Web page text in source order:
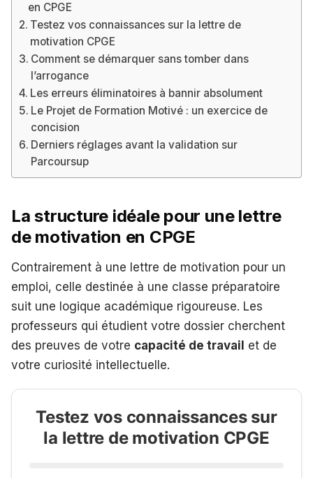
en CPGE
Testez vos connaissances sur la lettre de
motivation CPGE
Comment se démarquer sans tomber dans
l’arrogance
Les erreurs éliminatoires à bannir absolument
Le Projet de Formation Motivé : un exercice de
concision
Derniers réglages avant la validation sur
Parcoursup
La structure idéale pour une lettre
de motivation en CPGE
Contrairement à une lettre de motivation pour un
emploi, celle destinée à une classe préparatoire
suit une logique académique rigoureuse. Les
professeurs qui étudient votre dossier cherchent
des preuves de votre capacité de travail et de
votre curiosité intellectuelle.
Testez vos connaissances sur
la lettre de motivation CPGE